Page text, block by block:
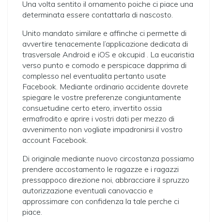
Una volta sentito il ornamento poiche ci piace una
determinata essere contattarla di nascosto.
Unito mandato similare e affinche ci permette di
avvertire tenacemente l’applicazione dedicata di
trasversale Android e iOS e okcupid . La eucaristia
verso punto e comodo e perspicace dapprima di
complesso nel eventualita pertanto usate
Facebook. Mediante ordinario accidente dovrete
spiegare le vostre preferenze congiuntamente
consuetudine certo etero, invertito ossia
ermafrodito e aprire i vostri dati per mezzo di
avvenimento non vogliate impadronirsi il vostro
account Facebook.
Di originale mediante nuovo circostanza possiamo
prendere accostamento le ragazze e i ragazzi
pressappoco direzione noi, abbracciare il spruzzo
autorizzazione eventuali canovaccio e
approssimare con confidenza la tale perche ci
piace.